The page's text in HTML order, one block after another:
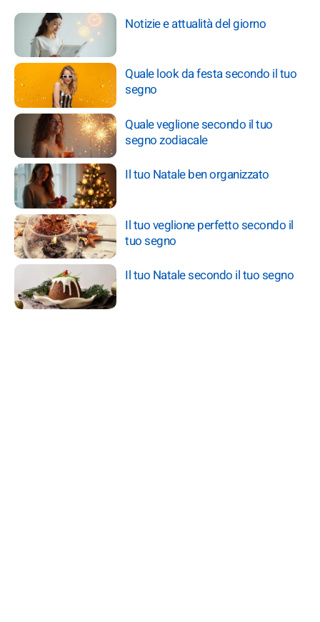
Notizie e attualità del giorno
Quale look da festa secondo il tuo
segno
Quale veglione secondo il tuo
segno zodiacale
Il tuo Natale ben organizzato
Il tuo veglione perfetto secondo il
tuo segno
Il tuo Natale secondo il tuo segno